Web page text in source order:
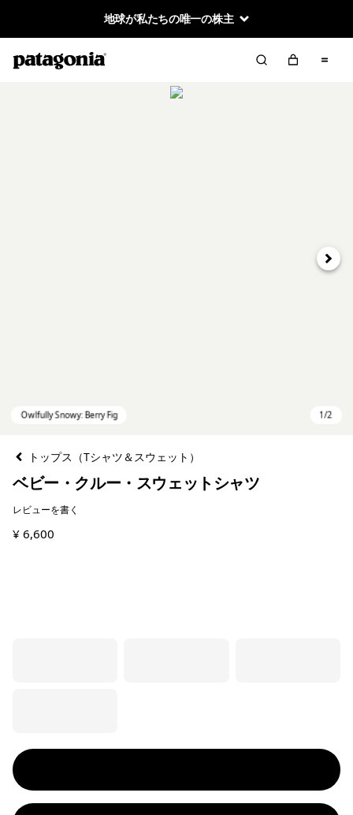
地球が私たちの唯一の株主
次へ
トップス（Tシャツ＆スウェット）
ベビー・クルー・スウェットシャツ
レビューを書く
¥ 6,600